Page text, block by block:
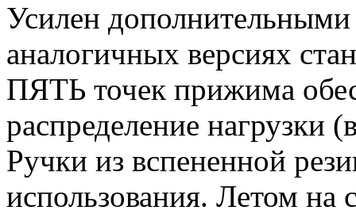
Усилен
аналогичных версиях
ПЯТЬ точек прижима
распределение нагрузки
Ручки из вспененной
использования. Летом на